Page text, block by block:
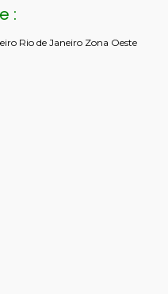
:
Rio de Janeiro Zona Oeste